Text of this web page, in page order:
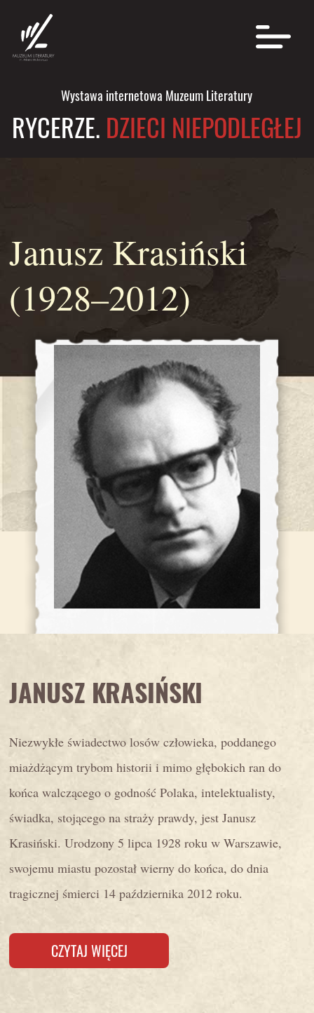
Wystawa internetowa Muzeum Literatury
RYCERZE. DZIECI NIEPODLEGŁEJ
Janusz Krasiński
(1928–2012)
JANUSZ KRASIŃSKI
Niezwykłe świadectwo losów człowieka, poddanego
miażdżącym trybom historii i mimo głębokich ran do
końca walczącego o godność Polaka, intelektualisty,
świadka, stojącego na straży prawdy, jest Janusz
Krasiński. Urodzony 5 lipca 1928 roku w Warszawie,
swojemu miastu pozostał wierny do końca, do dnia
tragicznej śmierci 14 października 2012 roku.
CZYTAJ WIĘCEJ